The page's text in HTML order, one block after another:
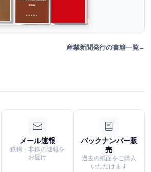
産業新聞発行の書籍一覧
メール速報
鉄鋼・非鉄の速報を
お届け
バックナンバー販
売
過去の紙面をご購入
いただけます